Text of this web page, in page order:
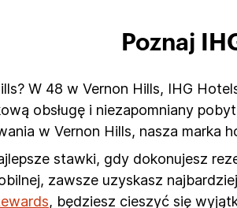
Poznaj
W 48 w Vernon Hills, IHG
obsługę i niezapomniany
w Vernon Hills, nasza marka
stawki, gdy dokonujesz
zawsze uzyskasz
, będziesz cieszyć się